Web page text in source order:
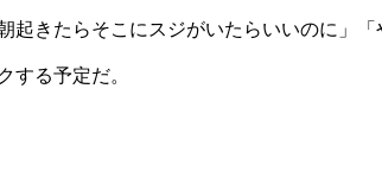
きたらそこにスジがいたらいいのに」
する予定だ。